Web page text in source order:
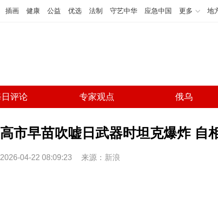
插画 健康 公益 优选 法制 守艺中华 应急中国 更多 地
评论 专家观点 俄乌
高市早苗吹嘘日武器时坦克爆炸 自
2026-04-22 08:09:23 来源： 新浪